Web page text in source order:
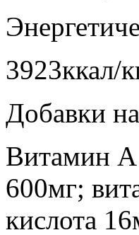
3923ккал/
Добавки
Витамин
600мг;
кислота